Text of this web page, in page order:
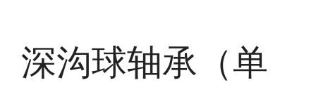
深沟球轴承（单